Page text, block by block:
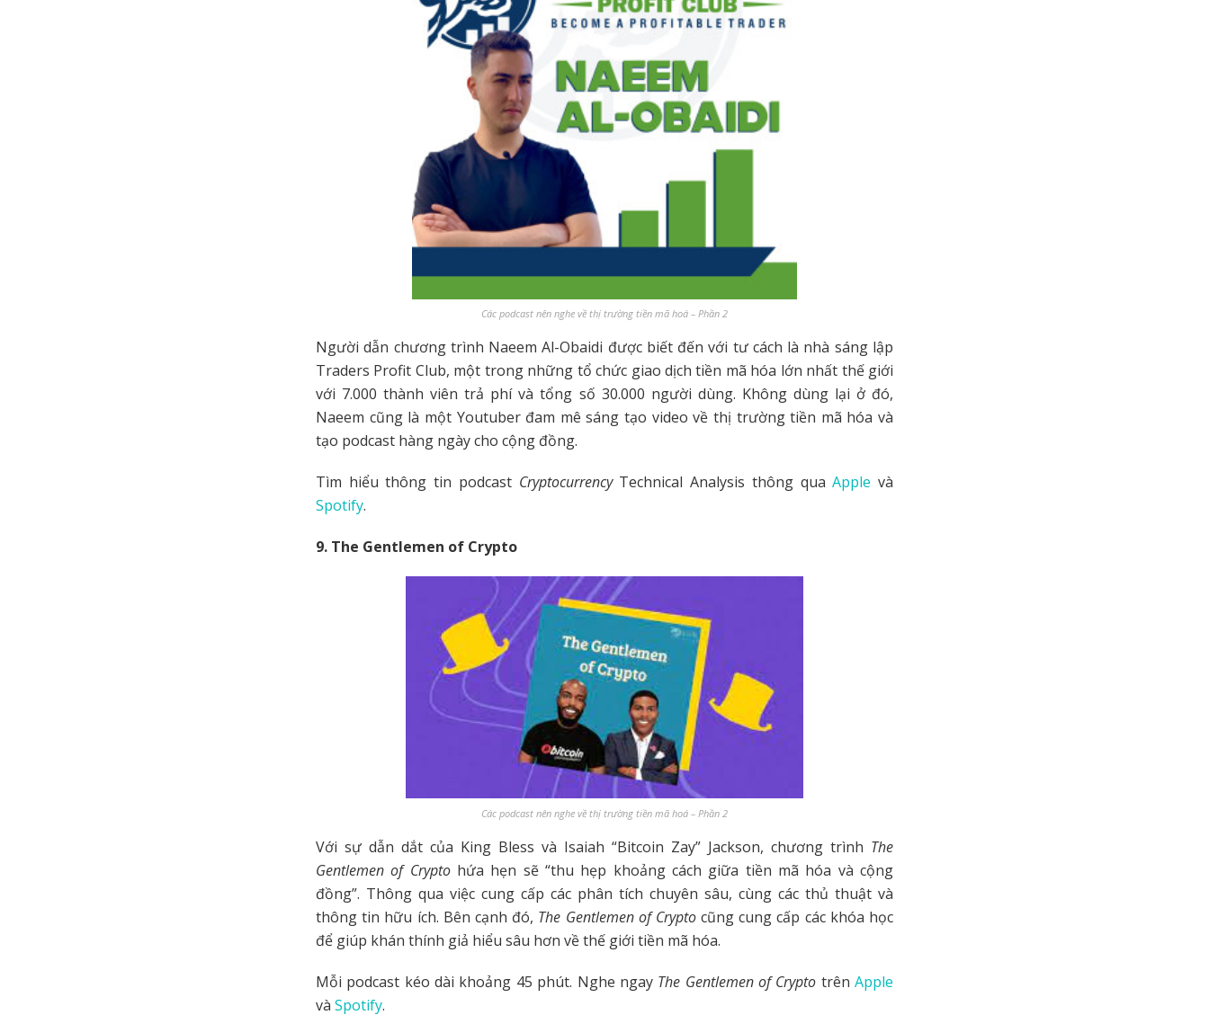
Các podcast nên nghe về thị trường tiền mã hoá – Phần 2
Người dẫn chương trình Naeem Al-Obaidi được biết đến với tư cách là nhà sáng lập
Traders Profit Club, một trong những tổ chức giao dịch tiền mã hóa lớn nhất thế giới
với 7.000 thành viên trả phí và tổng số 30.000 người dùng. Không dùng lại ở đó,
Naeem cũng là một Youtuber đam mê sáng tạo video về thị trường tiền mã hóa và
tạo podcast hàng ngày cho cộng đồng.
Tìm hiểu thông tin podcast CryptocurrencyTechnical Analysis thông quaApplevà
Spotify.
9. The Gentlemen of Crypto
Các podcast nên nghe về thị trường tiền mã hoá – Phần 2
Với sự dẫn dắt của King Bless và Isaiah “Bitcoin Zay” Jackson, chương trình The
Gentlemen of Cryptohứa hẹn sẽ “thu hẹp khoảng cách giữa tiền mã hóa và cộng
đồng”. Thông qua việc cung cấp các phân tích chuyên sâu, cùng các thủ thuật và
thông tin hữu ích. Bên cạnh đó, The Gentlemen of Cryptocũng cung cấp các khóa học
để giúp khán thính giả hiểu sâu hơn về thế giới tiền mã hóa.
Mỗi podcast kéo dài khoảng 45 phút. Nghe ngay The Gentlemen of Crypto trênApple
và Spotify.